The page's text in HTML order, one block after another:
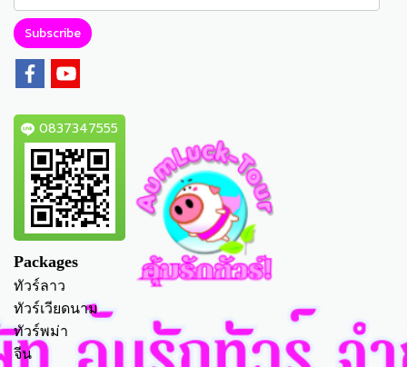
Subscribe
0837347555
Packages
ทัวร์ลาว
ทัวร์เวียดนาม
ทัวร์พม่า
จีน